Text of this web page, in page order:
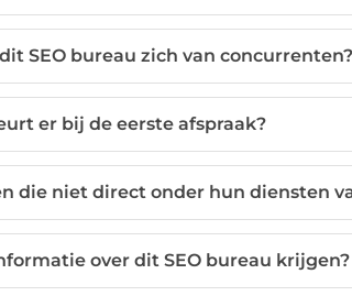
SEO bureau zich van concurrenten?
er bij de eerste afspraak?
die niet direct onder hun diensten
over dit SEO bureau krijgen?